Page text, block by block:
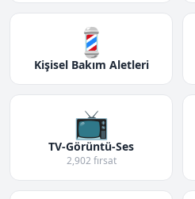
💈
Kişisel Bakım Aletleri
📺
TV-Görüntü-Ses
2,902 fırsat